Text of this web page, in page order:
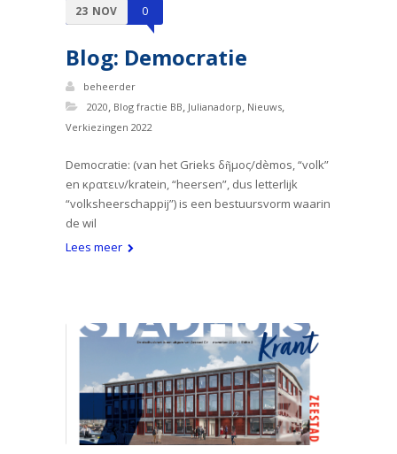
23 NOV 0
Blog: Democratie
beheerder
2020, Blog fractie BB, Julianadorp, Nieuws,
Verkiezingen 2022
Democratie: (van het Grieks δῆμος/dèmos, “volk”
en κρατειν/kratein, “heersen”, dus letterlijk
“volksheerschappij”) is een bestuursvorm waarin
de wil
Lees meer